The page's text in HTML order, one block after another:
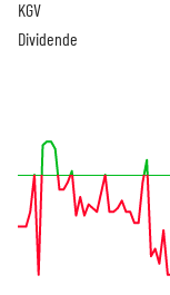
KGV
Dividende